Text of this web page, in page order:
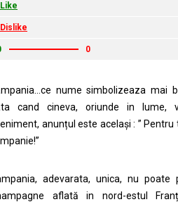
Like
Dislike
0
nume simbolizeaza mai
cand cineva, oriunde in lume,
anunțul este același : ”
adevarata, unica, nu poate
aflată in nord-estul